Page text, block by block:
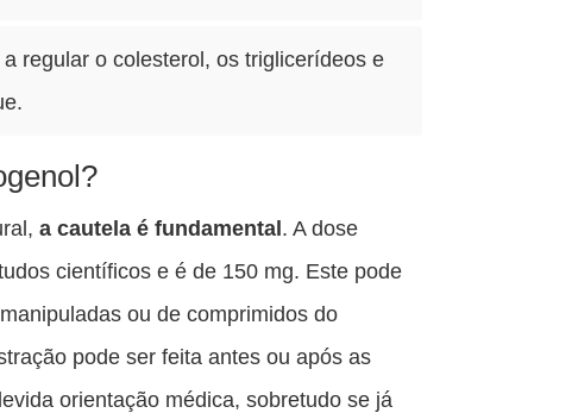
regular o colesterol, os triglicerídeos e
a cautela é fundamental. A dose
científicos e é de 150 mg. Este pode
ou de comprimidos do
pode ser feita antes ou após as
orientação médica, sobretudo se já